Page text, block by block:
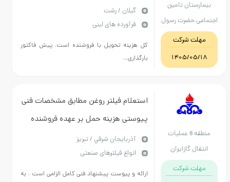
تامین
رسول
رشت
کاری در محل انبار بیمارستان. تاریخ تولید
جدید باشد.
گيلان / رشت
فرآورده های لبنی
کل هزینه تحویل با فروشنده است. پیش فاکتور
بارگذاری...
منطقه 8 عملیات
استعلام فیلتر روغن مطابق مشخصات فنی
پیوستی هزینه حمل بر عهده فروشنده
می باشد .آذربايجان شرقي / تبریز
انواع فیلترهای صنعتی
ارائه و پیوست پیشنهاد فنی کامل الزامی است . به